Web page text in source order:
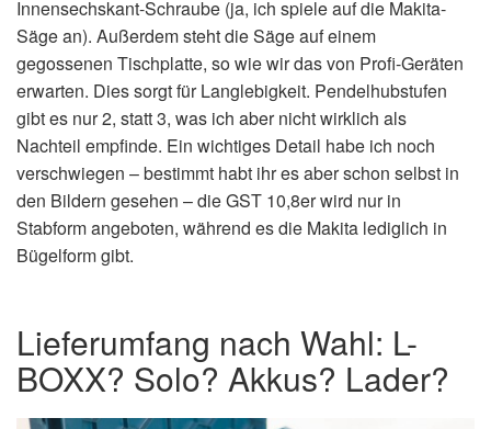
Innensechskant-Schraube (ja, ich spiele auf die Makita-
Säge an). Außerdem steht die Säge auf einem
gegossenen Tischplatte, so wie wir das von Profi-Geräten
erwarten. Dies sorgt für Langlebigkeit. Pendelhubstufen
gibt es nur 2, statt 3, was ich aber nicht wirklich als
Nachteil empfinde. Ein wichtiges Detail habe ich noch
verschwiegen – bestimmt habt ihr es aber schon selbst in
den Bildern gesehen – die GST 10,8er wird nur in
Stabform angeboten, während es die Makita lediglich in
Bügelform gibt.
Lieferumfang nach Wahl: L-
BOXX? Solo? Akkus? Lader?